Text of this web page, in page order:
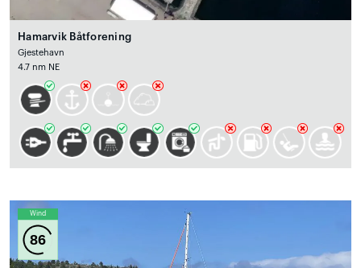
Hamarvik Båtforening
Gjestehavn
4.7 nm NE
Wind
86